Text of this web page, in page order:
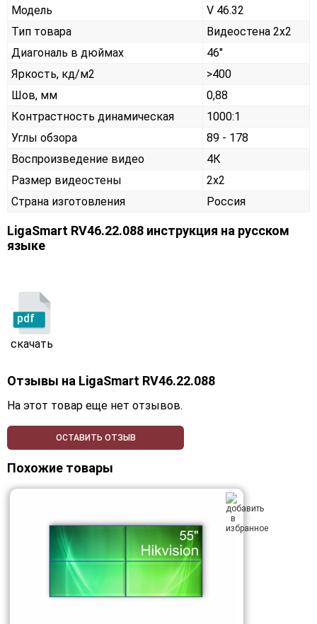
Модель
V 46.32
Тип товара
Видеостена 2х2
Диагональ в дюймах
46"
Яркость, кд/м2
>400
Шов, мм
0,88
Контрастность динамическая
1000:1
Углы обзора
89 - 178
Воспроизведение видео
4К
Размер видеостены
2x2
Страна изготовления
Россия
LigaSmart RV46.22.088 инструкция на русском
языке
pdf
скачать
Отзывы на LigaSmart RV46.22.088
На этот товар еще нет отзывов.
ОСТАВИТЬ ОТЗЫВ
Похожие товары